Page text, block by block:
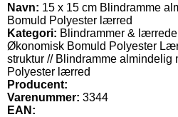
Navn: 15 x 15 cm Blindramme
Bomuld Polyester lærred
Kategori: Blindrammer &
Økonomisk Bomuld Polyester
struktur // Blindramme almindelig
Polyester lærred
Producent:
Varenummer: 3344
EAN: